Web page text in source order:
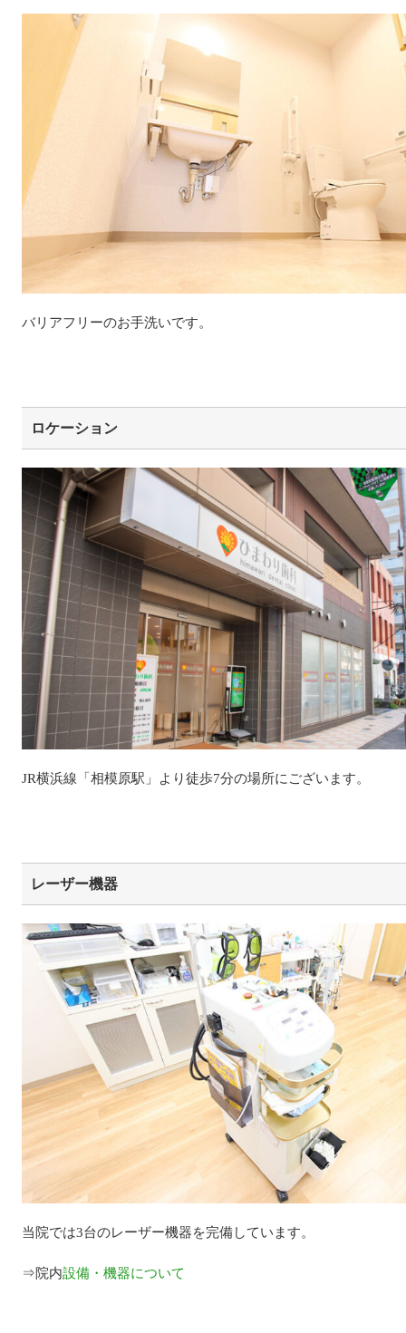
バリアフリーのお手洗いです。
ロケーション
JR横浜線「相模原駅」より徒歩7分の場所にございます。
レーザー機器
当院では3台のレーザー機器を完備しています。
⇒院内設備・機器について